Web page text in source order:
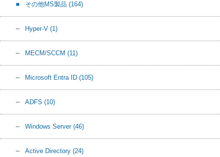
その他MS製品 (164)
Hyper-V (1)
MECM/SCCM (11)
Microsoft Entra ID (105)
ADFS (10)
Windows Server (46)
Active Directory (24)